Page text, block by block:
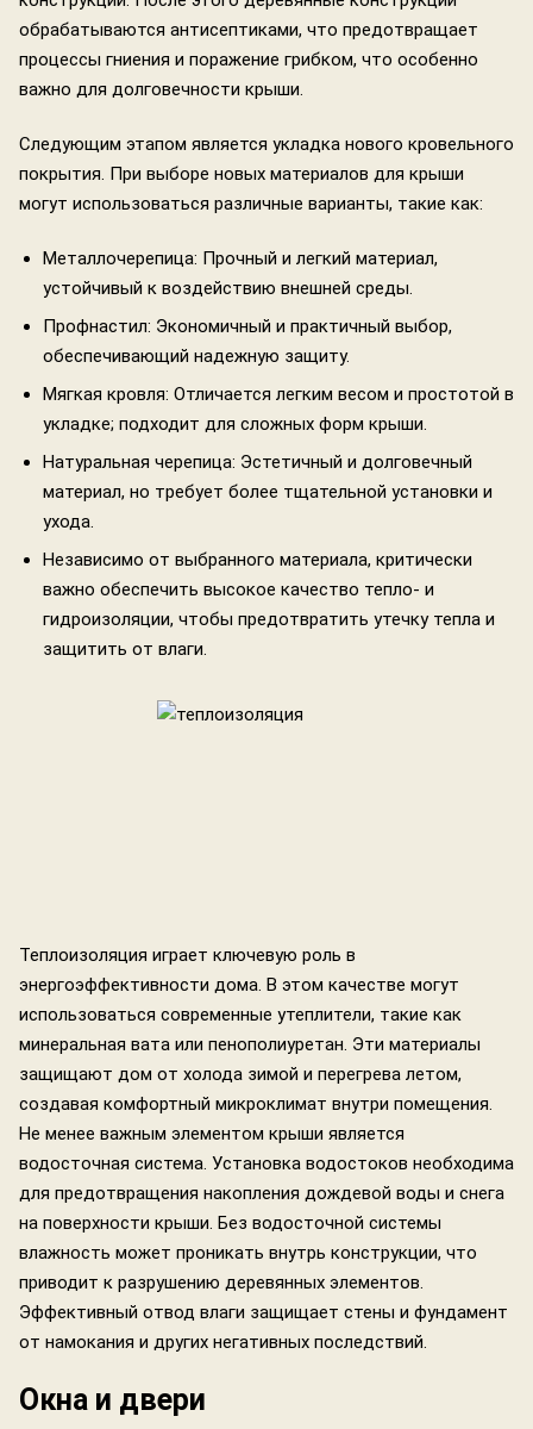
обрабатываются антисептиками, что предотвращает
процессы гниения и поражение грибком, что особенно
важно для долговечности крыши.
Следующим этапом является укладка нового кровельного
покрытия. При выборе новых материалов для крыши
могут использоваться различные варианты, такие как:
Металлочерепица: Прочный и легкий материал,
устойчивый к воздействию внешней среды.
Профнастил: Экономичный и практичный выбор,
обеспечивающий надежную защиту.
Мягкая кровля: Отличается легким весом и простотой в
укладке; подходит для сложных форм крыши.
Натуральная черепица: Эстетичный и долговечный
материал, но требует более тщательной установки и
ухода.
Независимо от выбранного материала, критически
важно обеспечить высокое качество тепло- и
гидроизоляции, чтобы предотвратить утечку тепла и
защитить от влаги.
Теплоизоляция играет ключевую роль в
энергоэффективности дома. В этом качестве могут
использоваться современные утеплители, такие как
минеральная вата или пенополиуретан. Эти материалы
защищают дом от холода зимой и перегрева летом,
создавая комфортный микроклимат внутри помещения.
Не менее важным элементом крыши является
водосточная система. Установка водостоков необходима
для предотвращения накопления дождевой воды и снега
на поверхности крыши. Без водосточной системы
влажность может проникать внутрь конструкции, что
приводит к разрушению деревянных элементов.
Эффективный отвод влаги защищает стены и фундамент
от намокания и других негативных последствий.
Окна и двери